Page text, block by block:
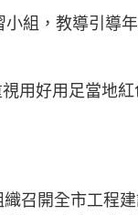
組，教導引導
用好用足當地
召開全市工程